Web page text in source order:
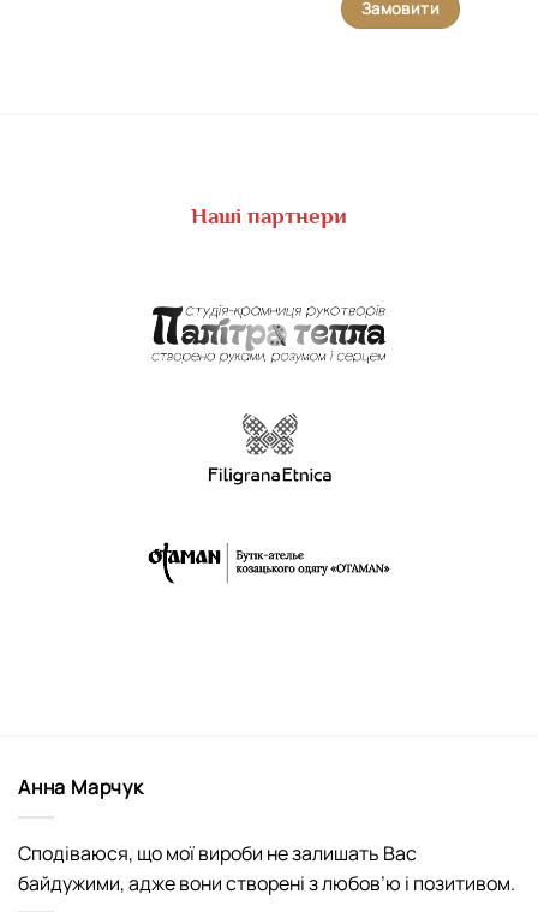
Замовити
Наші партнери
Анна Марчук
Сподіваюся, що мої вироби не залишать Вас
байдужими, адже вони створені з любов’ю і позитивом.